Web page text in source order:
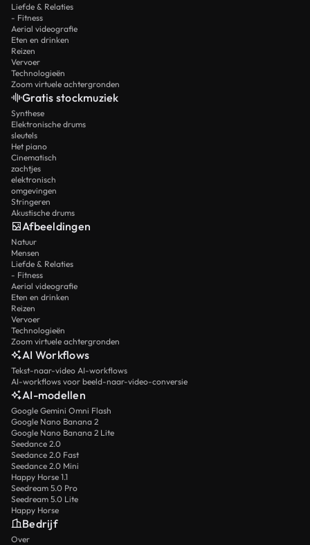
Liefde & Relaties
- Fitness
Aerial videografie
Eten en drinken
Reizen
Vervoer
Technologieën
Zoom virtuele achtergronden
Gratis stockmuziek
Synthese
Elektronische drums
sleutels
Het piano
Cinematisch
zachtjes
elektronisch
omgevingen
Stringeren
Akustische drums
Afbeeldingen
Natuur
Mensen
Liefde & Relaties
- Fitness
Aerial videografie
Eten en drinken
Reizen
Vervoer
Technologieën
Zoom virtuele achtergronden
AI Workflows
Tekst-naar-video AI-workflows
AI-workflows voor beeld-naar-video-conversie
AI-modellen
Google Gemini Omni Flash
Google Nano Banana 2
Google Nano Banana 2 Lite
Seedance 2.0
Seedance 2.0 Fast
Seedance 2.0 Mini
Happy Horse 1.1
Seedream 5.0 Pro
Seedream 5.0 Lite
Happy Horse
Bedrijf
Over